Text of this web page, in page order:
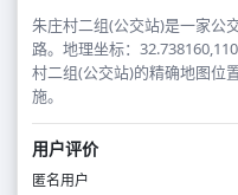
朱庄村二组(公交站)是一家公
路。地理坐标：
村二组(公交站)的精确地图位
施。
用户评价
匿名用户